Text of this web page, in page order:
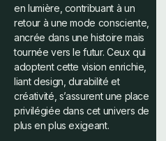
en lumière, contribuant à un
retour à une mode consciente,
ancrée dans une histoire mais
tournée vers le futur. Ceux qui
adoptent cette vision enrichie,
liant design, durabilité et
créativité, s’assurent une place
privilégiée dans cet univers de
plus en plus exigeant.